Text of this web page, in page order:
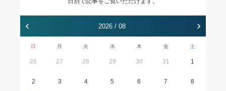
‹ 2026 / 08 ›
日 月 火 水 木 金 土
26 27 28 29 30 31 1
2 3 4 5 6 7 8